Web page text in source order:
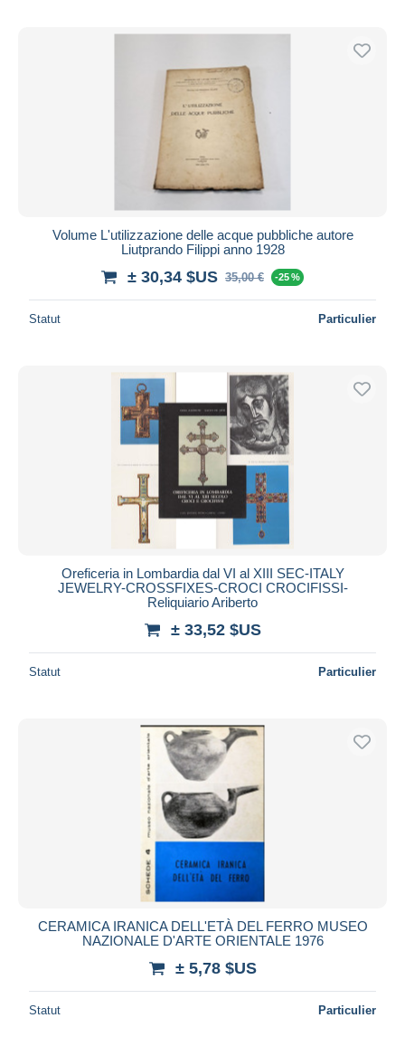
Volume L'utilizzazione delle acque pubbliche autore
Liutprando Filippi anno 1928
± 30,34 $US 35,00 € -25 %
Statut Particulier
Oreficeria in Lombardia dal VI al XIII SEC-ITALY
JEWELRY-CROSSFIXES-CROCI CROCIFISSI-
Reliquiario Ariberto
± 33,52 $US
Statut Particulier
CERAMICA IRANICA DELL'ETÀ DEL FERRO MUSEO
NAZIONALE D'ARTE ORIENTALE 1976
± 5,78 $US
Statut Particulier